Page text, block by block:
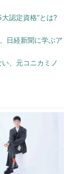
認定資格”とは?
日経新聞に学ぶア
、元コニカミノ